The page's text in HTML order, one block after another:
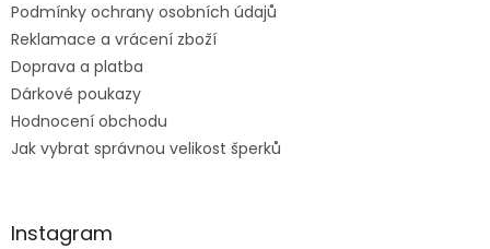
Podmínky ochrany osobních údajů
Reklamace a vrácení zboží
Doprava a platba
Dárkové poukazy
Hodnocení obchodu
Jak vybrat správnou velikost šperků
Instagram